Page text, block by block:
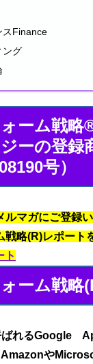
スFinance
ング
ーム戦略
ーの登録
号）
ルマガにご登録
戦略(R)レポート
ト
ーム戦略
ばれるGoogle
や